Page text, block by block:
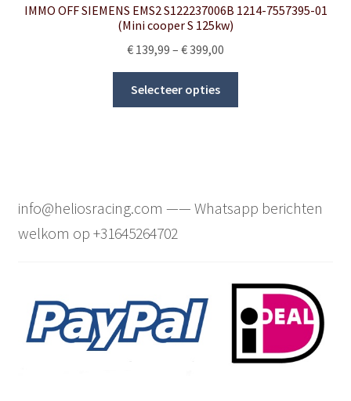
IMMO OFF SIEMENS EMS2 S122237006B 1214-7557395-01
(Mini cooper S 125kw)
€ 139,99 – €399,00
through
Selecteer opties
may
product
info@heliosracing.com —— Whatsapp berichten
welkom op +31645264702